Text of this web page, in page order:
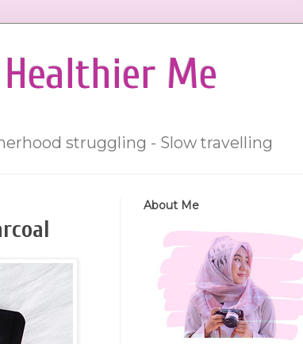
Me
struggling - Slow travelling
About Me